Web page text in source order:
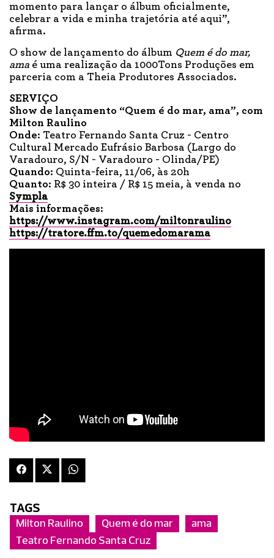
momento para lançar o álbum oficialmente,
celebrar a vida e minha trajetória até aqui”,
afirma.
O show de lançamento do álbum Quem é do mar,
ama é uma realização da 1000Tons Produções em
parceria com a Theia Produtores Associados.
SERVIÇO
Show de lançamento “Quem é do mar, ama”, com
Milton Raulino
Onde: Teatro Fernando Santa Cruz - Centro
Cultural Mercado Eufrásio Barbosa (Largo do
Varadouro, S/N - Varadouro - Olinda/PE)
Quando: Quinta-feira, 11/06, às 20h
Quanto: R$ 30 inteira / R$ 15 meia, à venda no
Sympla
Mais informações:
https://www.instagram.com/miltonraulino
https://tratore.ffm.to/quemedomarama
TAGS
Milton Raulino Quem é do mar
ama
Teatro Fernando Santa Cruz